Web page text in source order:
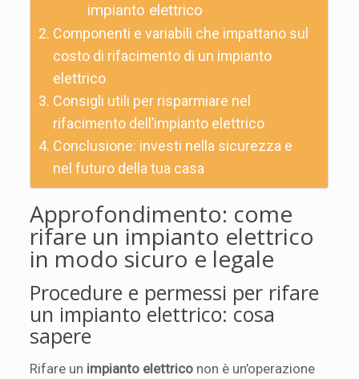
impianto elettrico
Componenti e variabili che impattano sul
costo di rifacimento di un impianto
elettrico
Consigli utili per risparmiare nel
rifacimento dell’impianto elettrico
Conclusione: investi nella sicurezza e
nel futuro della tua casa
Approfondimento: come
rifare un impianto elettrico
in modo sicuro e legale
Procedure e permessi per rifare
un impianto elettrico: cosa
sapere
Rifare un impianto elettrico non è un’operazione